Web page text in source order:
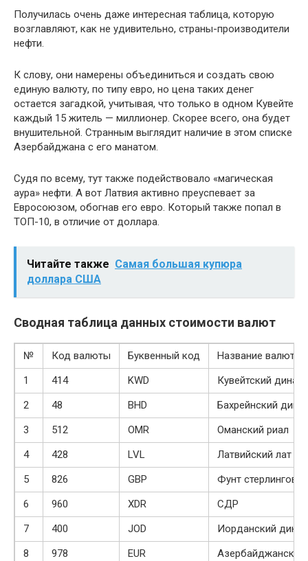
Получилась очень даже интересная таблица, которую
возглавляют, как не удивительно, страны-производители
нефти.
К слову, они намерены объединиться и создать свою
единую валюту, по типу евро, но цена таких денег
остается загадкой, учитывая, что только в одном Кувейте
каждый 15 житель — миллионер. Скорее всего, она будет
внушительной. Странным выглядит наличие в этом списке
Азербайджана с его манатом.
Судя по всему, тут также подействовало «магическая
аура» нефти. А вот Латвия активно преуспевает за
Евросоюзом, обогнав его евро. Который также попал в
ТОП-10, в отличие от доллара.
Читайте также Самая большая купюра
доллара США
Сводная таблица данных стоимости валют
№ Код валюты Буквенный код
Название валюты
1
414 KWD
Кувейтский динар
2
48 BHD
Бахрейнский
3
512 OMR
Оманский риал
4
428 LVL
Латвийский лат
5
826 GBP
Фунт стерлингов
6
960 XDR
СДР
7
400 JOD
Иорданский динар
8
978 EUR
Азербайджанский